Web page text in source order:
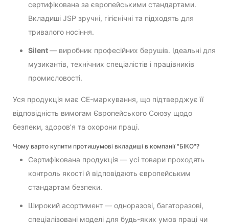
сертифікована за європейськими стандартами.
Вкладиші JSP зручні, гігієнічні та підходять для
тривалого носіння.
Silent— виробник професійних берушів. Ідеальні для
музикантів, технічних спеціалістів і працівників
промисловості.
Уся продукція має CE-маркування, що підтверджує її
відповідність вимогам Європейського Союзу щодо
безпеки, здоров’я та охорони праці.
Чому варто купити протишумові вкладиші в компанії "БІКО"?
Сертифікована продукція — усі товари проходять
контроль якості й відповідають європейським
стандартам безпеки.
Широкий асортимент — одноразові, багаторазові,
спеціалізовані моделі для будь-яких умов праці чи